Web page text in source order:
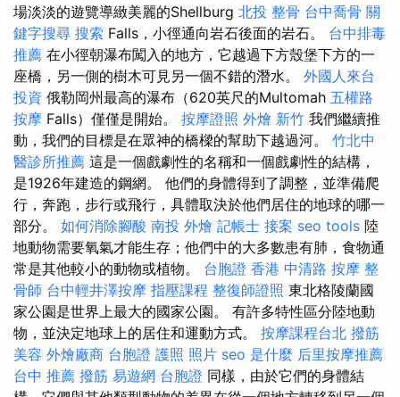
場淡淡的遊覽導緻美麗的Shellburg 北投 整骨 台中喬骨 關
鍵字搜尋 搜索 Falls，小徑通向岩石後面的岩石。 台中排毒
推薦 在小徑朝瀑布闖入的地方，它越過下方殼堡下方的一
座橋，另一側的樹木可見另一個不錯的潛水。 外國人來台
投資 俄勒岡州最高的瀑布（620英尺的Multomah 五權路
按摩 Falls）僅僅是開始。 按摩證照 外燴 新竹 我們繼續推
動，我們的目標是在眾神的橋樑的幫助下越過河。 竹北中
醫診所推薦 這是一個戲劇性的名稱和一個戲劇性的結構，
是1926年建造的鋼網。 他們的身體得到了調整，並準備爬
行，奔跑，步行或飛行，具體取決於他們居住的地球的哪一
部分。 如何消除腳酸 南投 外燴 記帳士 接案 seo tools 陸
地動物需要氧氣才能生存；他們中的大多數患有肺，食物通
常是其他較小的動物或植物。 台胞證 香港 中清路 按摩 整
骨師 台中輕井澤按摩 指壓課程 整復師證照 東北格陵蘭國
家公園是世界上最大的國家公園。 有許多特性區分陸地動
物，並決定地球上的居住和運動方式。 按摩課程台北 撥筋
美容 外燴廠商 台胞證 護照 照片 seo 是什麼 后里按摩推薦
台中 推薦 撥筋 易遊網 台胞證 同樣，由於它們的身體結